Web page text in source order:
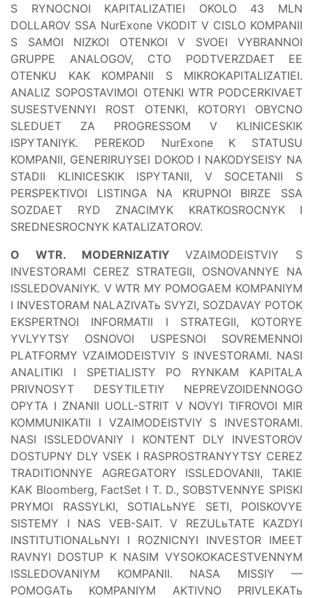
S RYNOCNOI KAPITALIZATIEI OKOLO 43 MLN
DOLLAROV SSA NurExone VKODIT V CISLO KOMPANII
S SAMOI NIZKOI OTENKOI V SVOEI VYBRANNOI
GRUPPE ANALOGOV, CTO PODTVERZDAET EE
OTENKU KAK KOMPANII S MIKROKAPITALIZATIEI.
ANALIZ SOPOSTAVIMOI OTENKI WTR PODCERKIVAET
SUSESTVENNYI ROST OTENKI, KOTORYI OBYCNO
SLEDUET ZA PROGRESSOM V KLINICESKIK
ISPYTANIYK. PEREKOD NurExone K STATUSU
KOMPANII, GENERIRUYSEI DOKOD I NAKODYSEISY NA
STADII KLINICESKIK ISPYTANII, V SOCETANII S
PERSPEKTIVOI LISTINGA NA KRUPNOI BIRZE SSA
SOZDAET RYD ZNACIMYK KRATKOSROCNYK I
SREDNESROCNYK KATALIZATOROV.
O WTR. MODERNIZATIYVZAIMODEISTVIY S
INVESTORAMI CEREZ STRATEGII, OSNOVANNYE NA
ISSLEDOVANIYK. V WTR MY POMOGAEM KOMPANIYM
I INVESTORAM NALAZIVATь SVYZI, SOZDAVAY POTOK
EKSPERTNOI INFORMATII I STRATEGII, KOTORYE
YVLYYTSY OSNOVOI USPESNOI SOVREMENNOI
PLATFORMY VZAIMODEISTVIY S INVESTORAMI. NASI
ANALITIKI I SPETIALISTY PO RYNKAM KAPITALA
PRIVNOSYT DESYTILETIY NEPREVZOIDENNOGO
OPYTA I ZNANII UOLL-STRIT V NOVYI TIFROVOI MIR
KOMMUNIKATII I VZAIMODEISTVIY S INVESTORAMI.
NASI ISSLEDOVANIY I KONTENT DLY INVESTOROV
DOSTUPNY DLY VSEK I RASPROSTRANYYTSY CEREZ
TRADITIONNYE AGREGATORY ISSLEDOVANII, TAKIE
KAK Bloomberg, FactSet I T. D., SOBSTVENNYE SPISKI
PRYMOI RASSYLKI, SOTIALьNYE SETI, POISKOVYE
SISTEMY I NAS VEB-SAIT. V REZULьTATE KAZDYI
INSTITUTIONALьNYI I ROZNICNYI INVESTOR IMEET
RAVNYI DOSTUP K NASIM VYSOKOKACESTVENNYM
ISSLEDOVANIYM KOMPANII. NASA MISSIY —
POMOGATь KOMPANIYM AKTIVNO PRIVLEKATь